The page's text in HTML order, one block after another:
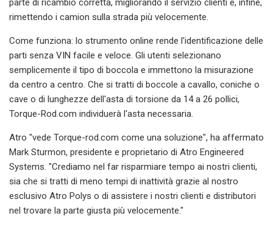
parte di ricambio corretta, migliorando il servizio clienti e, infine,
rimettendo i camion sulla strada più velocemente.
Come funziona: lo strumento online rende l'identificazione delle
parti senza VIN facile e veloce. Gli utenti selezionano
semplicemente il tipo di boccola e immettono la misurazione
da centro a centro. Che si tratti di boccole a cavallo, coniche o
cave o di lunghezze dell'asta di torsione da 14 a 26 pollici,
Torque-Rod.com individuerà l'asta necessaria.
Atro "vede Torque-rod.com come una soluzione", ha affermato
Mark Sturmon, presidente e proprietario di Atro Engineered
Systems. "Crediamo nel far risparmiare tempo ai nostri clienti,
sia che si tratti di meno tempi di inattività grazie al nostro
esclusivo Atro Polys o di assistere i nostri clienti e distributori
nel trovare la parte giusta più velocemente."